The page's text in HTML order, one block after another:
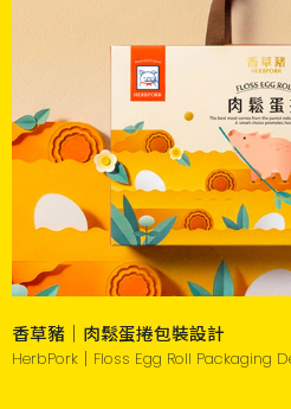
香草豬｜肉鬆蛋捲包裝設計
HerbPork｜Floss Egg Roll Packaging